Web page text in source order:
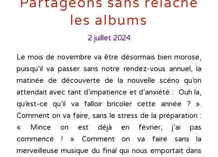
les albums
2 juillet 2024
Le mois de novembre va être désormais bien morose,
puisqu’il va passer sans notre rendez-vous annuel, la
matinée de découverte de la nouvelle scéno qu’on
attendait avec tant d’impatience et d’anxiété : Ouh la,
qu’est-ce qu’il va falloir bricoler cette année ? ».
Comment on va faire, sans le stress de la préparation :
« Mince on est déjà en février, j’ai pas
commencé ! » Comment on va faire sans la
merveilleuse musique du final qui nous emportait dans